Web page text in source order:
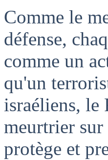
Comme le
défense,
comme un
qu'un
israéliens, le
meurtrier
protège et